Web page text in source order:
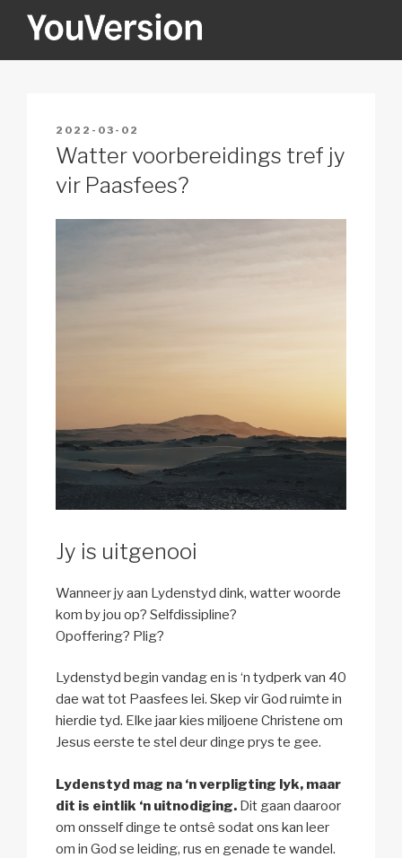
YOUVERSION
POSTED
ON
2022-03-02
Watter voorbereidings tref jy
vir Paasfees?
Jy is uitgenooi
Wanneer jy aan Lydenstyd dink, watter woorde
kom by jou op? Selfdissipline?
Opoffering? Plig?
Lydenstyd begin vandag en is ‘n tydperk van 40
dae wat tot Paasfees lei. Skep vir God ruimte in
hierdie tyd. Elke jaar kies miljoene Christene om
Jesus eerste te stel deur dinge prys te gee.
Lydenstyd mag na ‘n verpligting lyk, maar
dit is eintlik ‘n uitnodiging. Dit gaan daaroor
om onsself dinge te ontsê sodat ons kan leer
om in God se leiding, rus en genade te wandel.